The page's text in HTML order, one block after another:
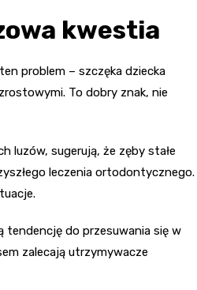
kwestia
problem – szczęka dziecka
To dobry znak, nie
luzów, sugerują, że zęby stałe
leczenia ortodontycznego.
tendencję do przesuwania się w
zalecają utrzymywacze